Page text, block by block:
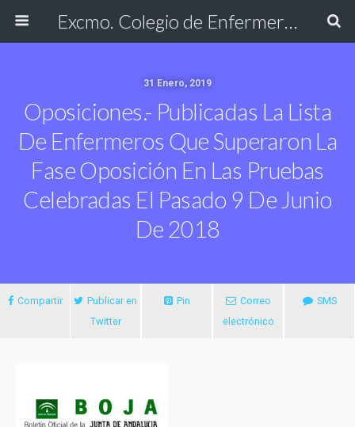
Excmo. Colegio de Enfermería de Cádiz
31 Enero, 2019
Oposiciones.- Publicadas La Lista
De Enfermeros Que Superaron La
Fase Oposición En Las Pruebas
Celebradas El Pasado 9 De Junio
De 2018
Compartir
Publicar en
Twitter
Pin
Correo
electrónico
SMS